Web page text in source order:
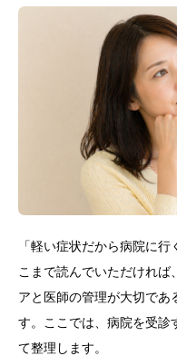
「軽い症状だから病院に
こまで読んでいただけれ
アと医師の管理が大切であ
す。ここでは、病院を受診
て整理します。